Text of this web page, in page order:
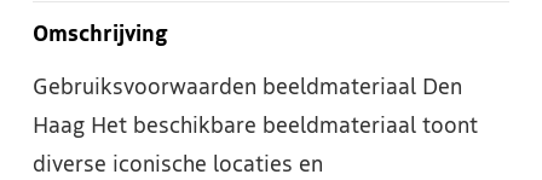
Omschrijving
Gebruiksvoorwaarden beeldmateriaal Den
Haag Het beschikbare beeldmateriaal toont
diverse iconische locaties en